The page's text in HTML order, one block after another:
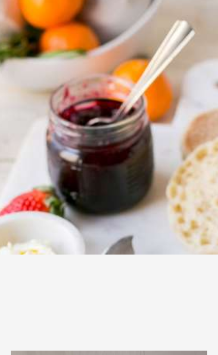
Frühstück
Dazu fnden Sie in diesem Garten unser neues
Frühstückspavillon. Wir offerieren darin von
08.30h bis 10.00h ein sehr reichhaltiges Frühstück
mit vielen griechischen, hausgemachten
Spezialitäten. Verschiedene Eierspeisen und
feine Kuchen vervollständigen das Angebot.
Es bleibt Ihnen nur die schöne Qual der Wahl um
gestärkt in den Tag zu starten!
MEHR LESEN